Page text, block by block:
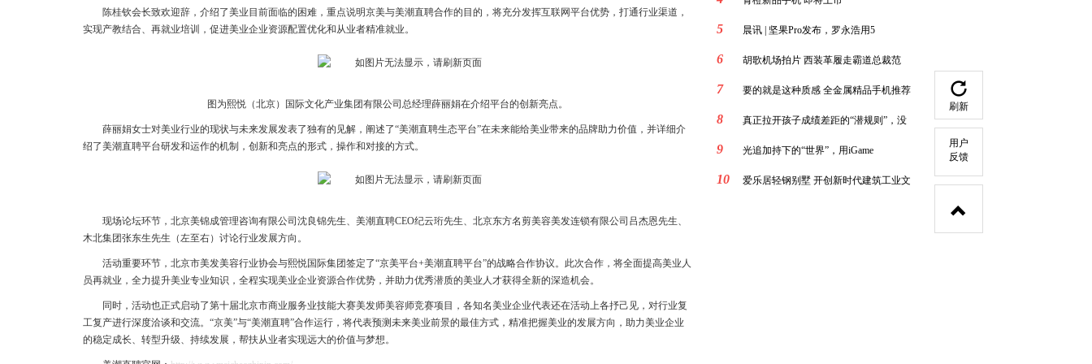
陈桂钦会长致欢迎辞，介绍了美业目前面临的困难，重点说明京美与美潮直聘合作的目的，将充分发挥互联网平台优势，打通行业渠道，
实现产教结合、再就业培训，促进美业企业资源配置优化和从业者精准就业。
图为熙悦（北京）国际文化产业集团有限公司总经理薛丽娟在介绍平台的创新亮点。
薛丽娟女士对美业行业的现状与未来发展发表了独有的见解，阐述了“美潮直聘生态平台”在未来能给美业带来的品牌助力价值，并详细介
绍了美潮直聘平台研发和运作的机制，创新和亮点的形式，操作和对接的方式。
现场论坛环节，北京美锦成管理咨询有限公司沈良锦先生、美潮直聘CEO纪云珩先生、北京东方名剪美容美发连锁有限公司吕杰恩先生、
木北集团张东生先生（左至右）讨论行业发展方向。
活动重要环节，北京市美发美容行业协会与熙悦国际集团签定了“京美平台+美潮直聘平台”的战略合作协议。此次合作，将全面提高美业人
员再就业，全力提升美业专业知识，全程实现美业企业资源合作优势，并助力优秀潜质的美业人才获得全新的深造机会。
同时，活动也正式启动了第十届北京市商业服务业技能大赛美发师美容师竞赛项目，各知名美业企业代表还在活动上各抒己见，对行业复
工复产进行深度洽谈和交流。“京美”与“美潮直聘”合作运行，将代表预测未来美业前景的最佳方式，精准把握美业的发展方向，助力美业企业
的稳定成长、转型升级、持续发展，帮扶从业者实现远大的价值与梦想。
5 晨讯 | 坚果Pro发布，罗永浩用5
6 胡歌机场拍片 西装革履走霸道总裁范
7 要的就是这种质感 全金属精品手机推荐
8 真正拉开孩子成绩差距的“潜规则”，没
9 光追加持下的“世界”，用iGame
10 爱乐居轻钢别墅 开创新时代建筑工业文
刷新
用户
反馈